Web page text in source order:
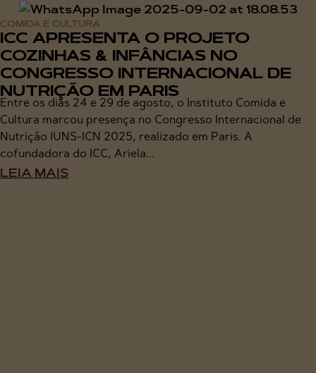
COMIDA E CULTURA
ICC APRESENTA O PROJETO
COZINHAS & INFÂNCIAS NO
CONGRESSO INTERNACIONAL DE
NUTRIÇÃO EM PARIS
Entre os dias 24 e 29 de agosto, o Instituto Comida e
Cultura marcou presença no Congresso Internacional de
Nutrição IUNS-ICN 2025, realizado em Paris. A
cofundadora do ICC, Ariela...
LEIA MAIS